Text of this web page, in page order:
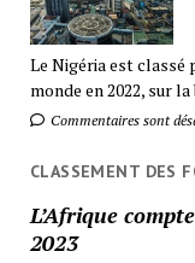
Le Nigéria est classé
monde en 2022, sur
Commentaires sont
CLASSEMENT DES
L’Afrique
2023